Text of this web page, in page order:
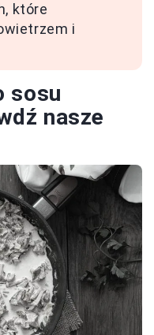
które
i
sosu
nasze